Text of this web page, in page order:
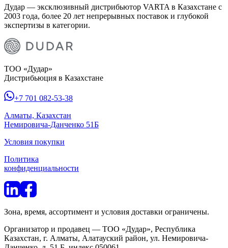
Дудар — эксклюзивный дистрибьютор VARTA в Казахстане с
2003 года, более 20 лет непрерывных поставок и глубокой
экспертизы в категории.
ТОО «Дудар»
Дистрибьюция в Казахстане
+7 701 082-53-38
Алматы, Казахстан
Немировича-Данченко 51Б
Условия покупки
Политика
конфиденциальности
Зона, время, ассортимент и условия доставки ограничены.
Организатор и продавец — ТОО «Дудар», Республика
Казахстан, г. Алматы, Алатауский район, ул. Немировича-